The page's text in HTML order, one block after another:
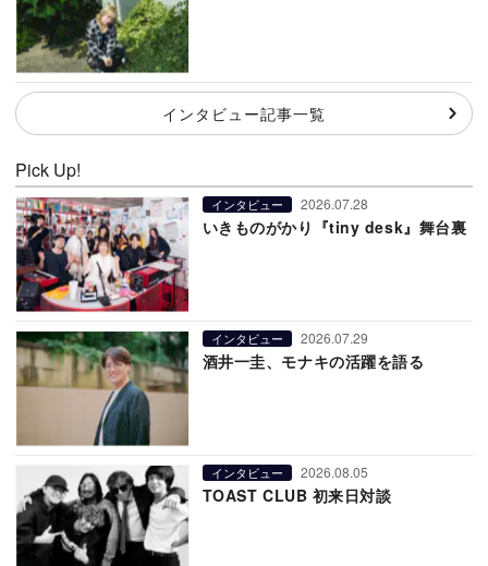
インタビュー記事一覧
Pick Up!
インタビュー 2026.07.28
いきものがかり『tiny desk』舞台裏
インタビュー 2026.07.29
酒井一圭、モナキの活躍を語る
インタビュー 2026.08.05
TOAST CLUB 初来日対談